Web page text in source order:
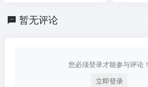
番不等待。咪哩咪哩动漫
暂无评论
您必须登录才能参与评论！
立即登录